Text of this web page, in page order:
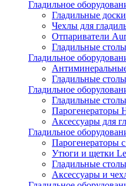
Гладильное
Гладильные
Чехлы для
Отпариватели
Гладильные
Гладильное
Гладильные
Гладильное
Гладильные
Парогенераторы
Аксессуары для
Гладильное
Парогенераторы
Утюги и щетки
Гладильные
Аксессуары и